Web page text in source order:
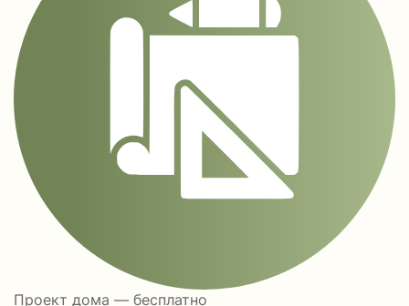
Проект дома — бесплатно